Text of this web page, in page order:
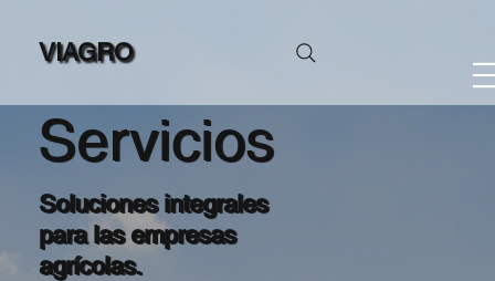
VIAGRO
Servicios
Soluciones integrales
para las empresas
agrícolas.